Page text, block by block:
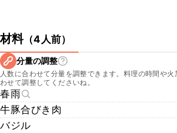
材料（4人前）
分量の調整
人数に合わせて分量を調整できます。料理の時間や
わせて調整してくださいね。
春雨
牛豚合びき肉
バジル